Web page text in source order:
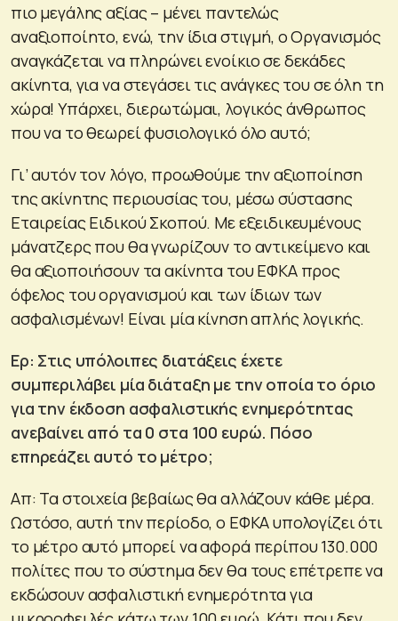
πιο μεγάλης αξίας – μένει παντελώς
αναξιοποίητο, ενώ, την ίδια στιγμή, ο Οργανισμός
αναγκάζεται να πληρώνει ενοίκιο σε δεκάδες
ακίνητα, για να στεγάσει τις ανάγκες του σε όλη τη
χώρα! Υπάρχει, διερωτώμαι, λογικός άνθρωπος
που να το θεωρεί φυσιολογικό όλο αυτό;
Γι’ αυτόν τον λόγο, προωθούμε την αξιοποίηση
της ακίνητης περιουσίας του, μέσω σύστασης
Εταιρείας Ειδικού Σκοπού. Με εξειδικευμένους
μάνατζερς που θα γνωρίζουν το αντικείμενο και
θα αξιοποιήσουν τα ακίνητα του ΕΦΚΑ προς
όφελος του οργανισμού και των ίδιων των
ασφαλισμένων! Είναι μία κίνηση απλής λογικής.
Ερ: Στις υπόλοιπες διατάξεις έχετε
συμπεριλάβει μία διάταξη με την οποία το όριο
για την έκδοση ασφαλιστικής ενημερότητας
ανεβαίνει από τα 0 στα 100 ευρώ. Πόσο
επηρεάζει αυτό το μέτρο;
Απ: Τα στοιχεία βεβαίως θα αλλάζουν κάθε μέρα.
Ωστόσο, αυτή την περίοδο, ο ΕΦΚΑ υπολογίζει ότι
το μέτρο αυτό μπορεί να αφορά περίπου 130.000
πολίτες που το σύστημα δεν θα τους επέτρεπε να
εκδώσουν ασφαλιστική ενημερότητα για